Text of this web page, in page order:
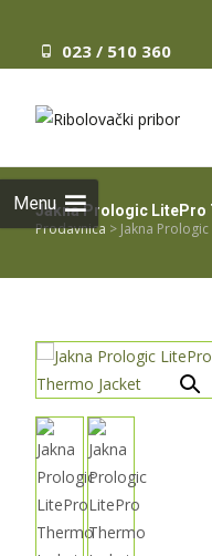
023 / 510 360
MenuJakna Prologic LitePro
Prodavnica > Jakna